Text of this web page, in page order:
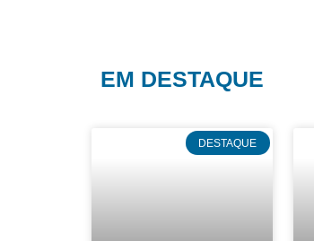
EM DESTAQUE
DESTAQUE